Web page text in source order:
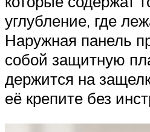
углубление, где
Наружная панель
собой защитную
держится на
её крепите без